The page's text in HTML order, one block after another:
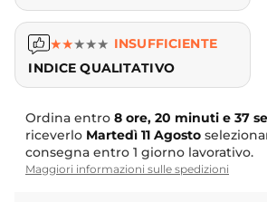
★★★★★ INSUFFICIENTE
INDICE QUALITATIVO
Ordina entro 8 ore, 20 minuti e 37
riceverlo Martedì 11 Agosto
consegna entro 1 giorno lavorativo.
Maggiori informazioni sulle spedizioni